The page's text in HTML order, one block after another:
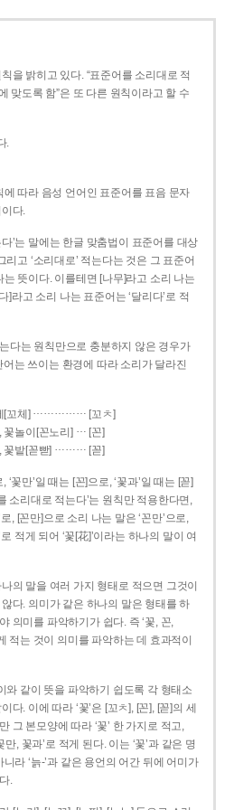
을 밝히고 있다. “표준어를 소리대로 적
맞도록 함”은 또 다른 원칙이라고 할 수
.
따라 음성 언어인 표준어를 표음 문자
다.
’는 말에는 한글 맞춤법이 표준어를 대상
고 ‘소리대로’ 적는다는 것은 그 표준어
뜻이다. 이를테면 [나무]라고 소리 나는
]라고 소리 나는 표준어는 ‘달리다’로 적
다는 원칙만으로 충분하지 않은 경우가
어는 쓰이는 환경에 따라 소리가 달라진
[꼬체] …………… [꼬ㅊ]
꽃놀이[꼰노리] … [꼰]
꽃밭[꼳빧] ……… [꼳]
‘꽃만’일 때는 [꼰]으로, ‘꽃과’일 때는 [꼳]
소리대로 적는다’는 원칙만 적용한다면,
, [꼰만]으로 소리 나는 말은 ‘꼰만’으로,
적게 되어 ‘꽃[花]’이라는 하나의 말이 여
의 말을 여러 가지 형태로 적으면 그것이
다. 의미가 같은 하나의 말은 형태를 하
의미를 파악하기가 쉽다. 즉 ‘꽃, 꼰,
적는 것이 의미를 파악하는 데 효과적이
와 같이 뜻을 파악하기 쉽도록 각 형태소
다. 이에 따라 ‘꽃’은 [꼬ㅊ], [꼰], [꼳]의 세
그 본모양에 따라 ‘꽃’ 한 가지로 적고,
만, 꽃과’로 적게 된다. 이는 ‘꽃’과 같은 명
라 ‘늙-’과 같은 용언의 어간 뒤에 어미가
.